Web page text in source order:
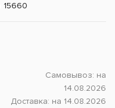
15660
Самовывоз: на
14.08.2026
Доставка: на 14.08.2026